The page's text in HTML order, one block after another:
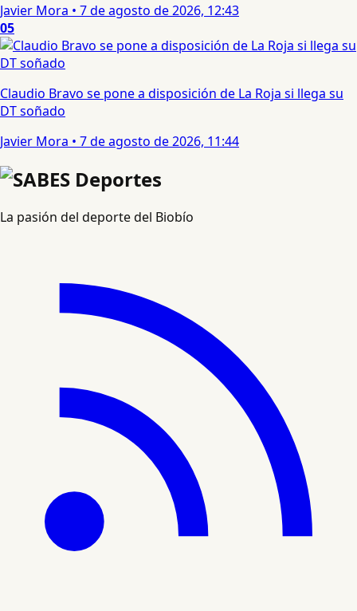
Javier Mora • 7 de agosto de 2026, 12:43
05
Claudio Bravo se pone a disposición de La Roja si llega su
DT soñado
Javier Mora • 7 de agosto de 2026, 11:44
La pasión del deporte del Biobío